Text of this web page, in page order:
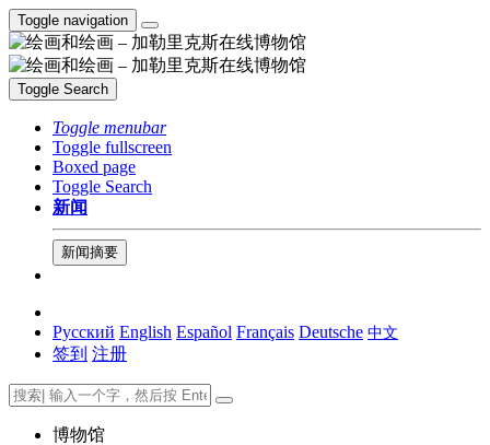
Toggle navigation
Toggle Search
Toggle menubar
Toggle fullscreen
Boxed page
Toggle Search
新闻
新闻摘要
Русский English Español Français Deutsche 中文
签到 注册
博物馆